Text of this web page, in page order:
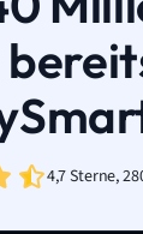
4,7 Sterne,